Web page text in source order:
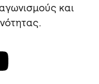
και